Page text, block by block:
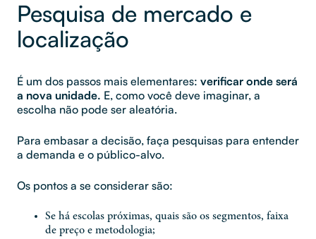
Pesquisa de mercado e
localização
É um dos passos mais elementares: verificar onde será
a nova unidade. E, como você deve imaginar, a
escolha não pode ser aleatória.
Para embasar a decisão, faça pesquisas para entender
a demanda e o público-alvo.
Os pontos a se considerar são:
Se há escolas próximas, quais são os segmentos, faixa
de preço e metodologia;